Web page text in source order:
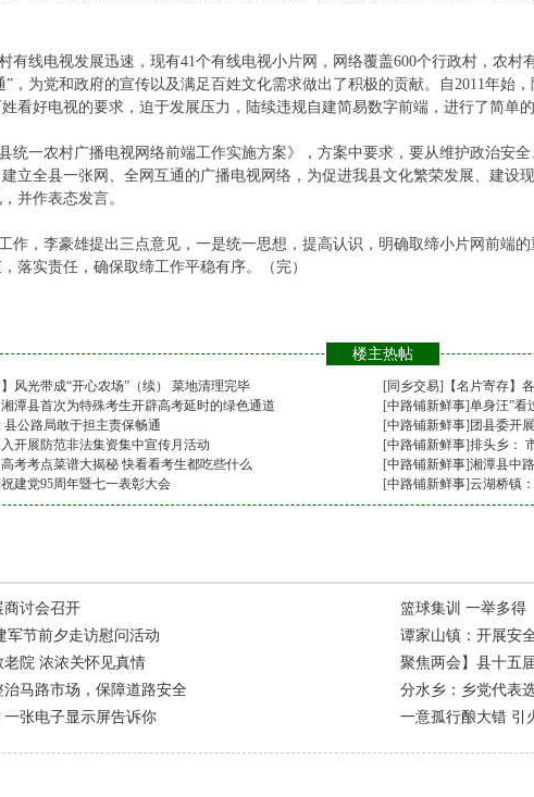
线电视发展迅速，现有41个有线电视小片网，网络覆盖600个行政村，农村
”，为党和政府的宣传以及满足百姓文化需求做出了积极的贡献。自2011年始
看好电视的要求，迫于发展压力，陆续违规自建简易数字前端，进行了简单
一农村广播电视网络前端工作实施方案》，方案中要求，要从维护政治安
立全县一张网、全网互通的广播电视网络，为促进我县文化繁荣发展、建设
并作表态发言。
，李豪雄提出三点意见，一是统一思想，提高认识，明确取缔小片网前端
落实责任，确保取缔工作平稳有序。（完）
楼主热帖
】风光带成“开心农场”（续） 菜地清理完毕 【名片寄存】
[同乡交易]
湘潭县首次为特殊考生开辟高考延时的绿色通道
单身汪”看
[中路铺新鲜事]
县公路局敢于担主责保畅通
团县委开
[中路铺新鲜事]
开展防范非法集资集中宣传月活动
排头乡：
[中路铺新鲜事]
高考考点菜谱大揭秘 快看看考生都吃些什么
湘潭县中
[中路铺新鲜事]
建党95周年暨七一表彰大会
云湖桥镇
[中路铺新鲜事]
商讨会召开
篮球集训 一举多得
军节前夕走访慰问活动
谭家山镇：开展安
院 浓浓关怀见真情
聚焦两会】县十五
马路市场，保障道路安全
分水乡：乡党代表
张电子显示屏告诉你
一意孤行酿大错 引